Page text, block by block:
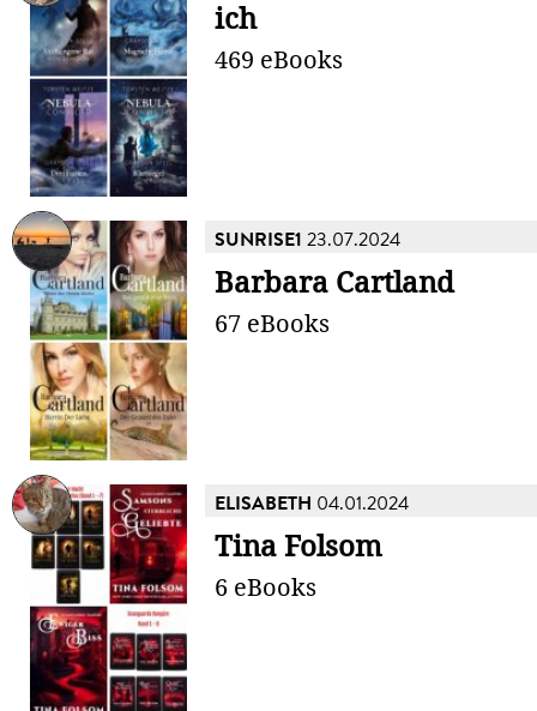
ich
469 eBooks
SUNRISE1 23.07.2024
Barbara Cartland
67 eBooks
ELISABETH 04.01.2024
Tina Folsom
6 eBooks